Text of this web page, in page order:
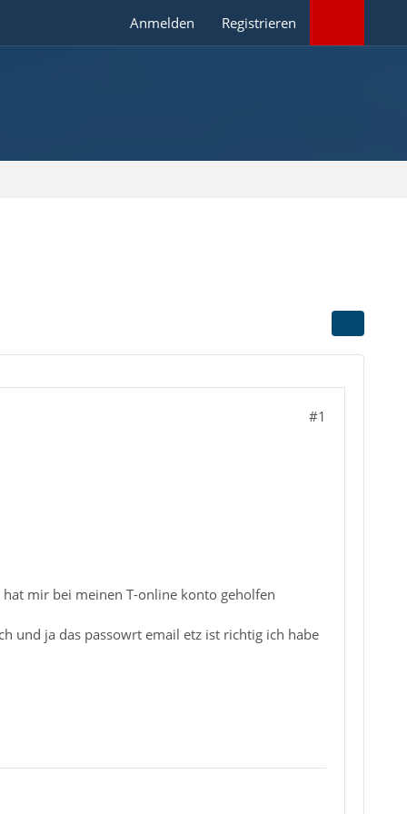
Anmelden Registrieren
#1
mir bei meinen T-online konto geholfen
und ja das passowrt email etz ist richtig ich habe